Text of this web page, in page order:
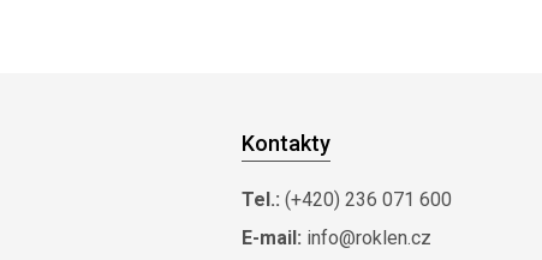
Kontakty
Tel.: (+420) 236 071 600
E-mail: info@roklen.cz